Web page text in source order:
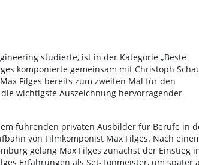
studierte, ist in der Kategorie „Beste
komponierte gemeinsam mit Christoph
Filges bereits zum zweiten Mal für den
wichtigste Auszeichnung hervorragender
führenden privaten Ausbilder für Berufe in
von Filmkomponist Max Filges. Nach
gelang Max Filges zunächst der Einstieg
Erfahrungen als Set-Tonmeister, um später